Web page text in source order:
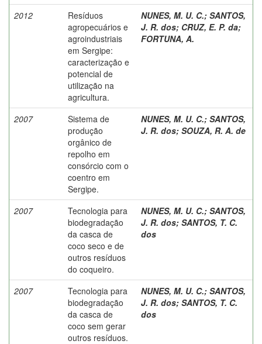
2012
Resíduos
agropecuários e
agroindustriais
em Sergipe:
caracterização e
potencial de
utilização na
agricultura.
NUNES, M. U. C.; SANTOS,
J. R. dos; CRUZ, E. P. da;
FORTUNA, A.
2007
Sistema de
produção
orgânico de
repolho em
consórcio com o
coentro em
Sergipe.
NUNES, M. U. C.; SANTOS,
J. R. dos; SOUZA, R. A. de
2007
Tecnologia para
biodegradação
da casca de
coco seco e de
outros resíduos
do coqueiro.
NUNES, M. U. C.; SANTOS,
J. R. dos; SANTOS, T. C.
dos
2007
Tecnologia para
biodegradação
da casca de
coco sem gerar
outros resíduos.
NUNES, M. U. C.; SANTOS,
J. R. dos; SANTOS, T. C.
dos